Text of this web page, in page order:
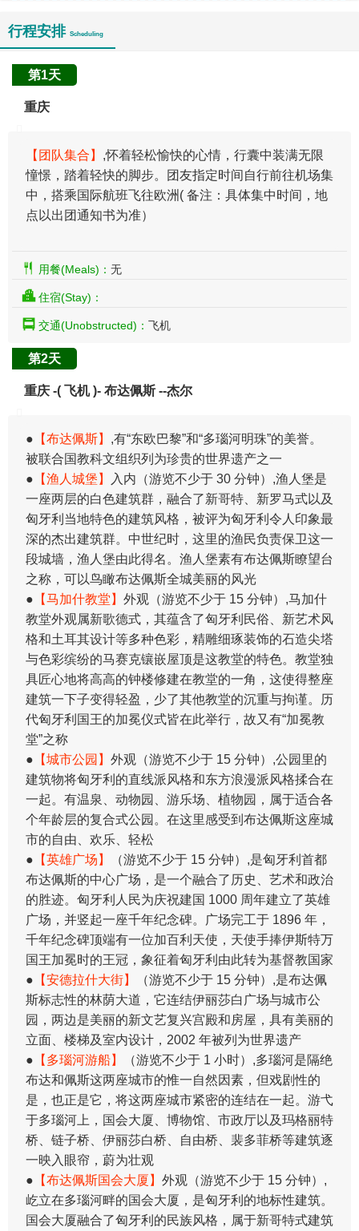
行程安排 Scheduling
第1天
重庆
【团队集合】 ,怀着轻松愉快的心情，行囊中装满无限
憧憬，踏着轻快的脚步。团友指定时间自行前往机场集
中，搭乘国际航班飞往欧洲( 备注：具体集中时间，地
点以出团通知书为准）
用餐(Meals)： 无
住宿(Stay)：
交通(Unobstructed)： 飞机
第2天
重庆 -( 飞机 )- 布达佩斯 --杰尔
● 【布达佩斯】 ,有“东欧巴黎”和“多瑙河明珠”的美誉。
被联合国教科文组织列为珍贵的世界遗产之一
● 【渔人城堡】
入内（游览不少于 30 分钟）,渔人堡是
一座两层的白色建筑群，融合了新哥特、新罗马式以及
匈牙利当地特色的建筑风格，被评为匈牙利令人印象最
深的杰出建筑群。中世纪时，这里的渔民负责保卫这一
段城墙，渔人堡由此得名。渔人堡素有布达佩斯瞭望台
之称，可以鸟瞰布达佩斯全城美丽的风光
● 【马加什教堂】 外观（游览不少于 15 分钟）,马加什
教堂外观属新歌德式，其蕴含了匈牙利民俗、新艺术风
格和土耳其设计等多种色彩，精雕细琢装饰的石造尖塔
与色彩缤纷的马赛克镶嵌屋顶是这教堂的特色。教堂独
具匠心地将高高的钟楼修建在教堂的一角，这使得整座
建筑一下子变得轻盈，少了其他教堂的沉重与拘谨。历
代匈牙利国王的加冕仪式皆在此举行，故又有“加冕教
堂”之称
● 【城市公园】 外观（游览不少于 15 分钟）,公园里的
建筑物将匈牙利的直线派风格和东方浪漫派风格揉合在
一起。有温泉、动物园、游乐场、植物园，属于适合各
个年龄层的复合式公园。在这里感受到布达佩斯这座城
市的自由、欢乐、轻松
● 【英雄广场】
（游览不少于 15 分钟）,是匈牙利首都
布达佩斯的中心广场，是一个融合了历史、艺术和政治
的胜迹。匈牙利人民为庆祝建国 1000 周年建立了英雄
广场，并竖起一座千年纪念碑。广场完工于 1896 年，
千年纪念碑顶端有一位加百利天使，天使手捧伊斯特万
国王加冕时的王冠，象征着匈牙利由此转为基督教国家
● 【安德拉什大街】
（游览不少于 15 分钟）,是布达佩
斯标志性的林荫大道，它连结伊丽莎白广场与城市公
园，两边是美丽的新文艺复兴宫殿和房屋，具有美丽的
立面、楼梯及室内设计，2002 年被列为世界遗产
● 【多瑙河游船】
（游览不少于 1 小时）,多瑙河是隔绝
布达和佩斯这两座城市的惟一自然因素，但戏剧性的
是，也正是它，将这两座城市紧密的连结在一起。游弋
于多瑙河上，国会大厦、博物馆、市政厅以及玛格丽特
桥、链子桥、伊丽莎白桥、自由桥、裴多菲桥等建筑逐
一映入眼帘，蔚为壮观
● 【布达佩斯国会大厦】 外观（游览不少于 15 分钟）,
屹立在多瑙河畔的国会大厦，是匈牙利的地标性建筑。
国会大厦融合了匈牙利的民族风格，属于新哥特式建筑